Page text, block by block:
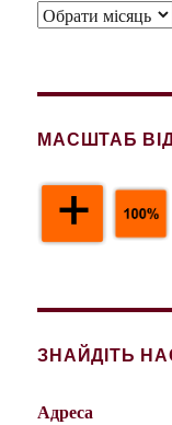
Архіви
МАСШТАБ
ЗНАЙДІТЬ
Адреса